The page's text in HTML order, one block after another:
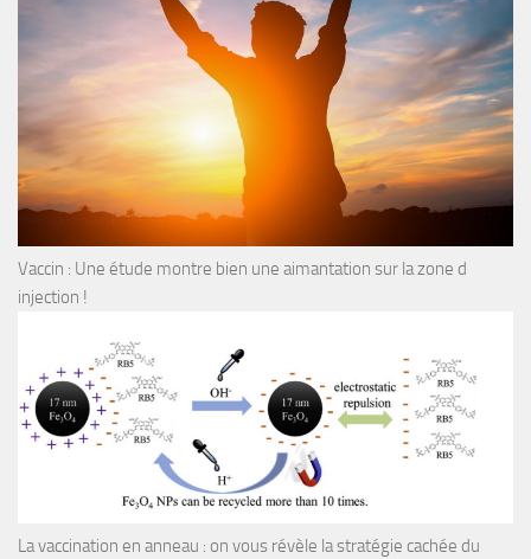
Vaccin : Une étude montre bien une aimantation sur la zone d
injection !
La vaccination en anneau : on vous révèle la stratégie cachée du